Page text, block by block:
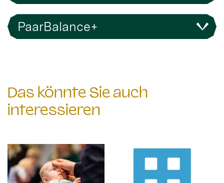
PaarBalance+
Das könnte Sie auch
interessieren